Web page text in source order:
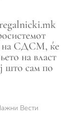
на СДСМ, ќе
на власт
сам по
Вести